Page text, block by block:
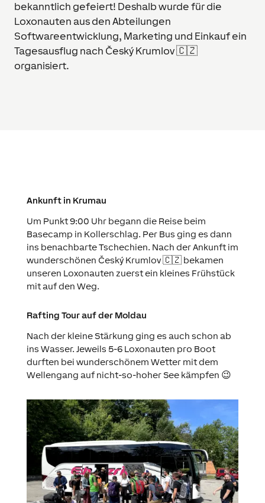
bekanntlich gefeiert! Deshalb wurde für die
Loxonauten aus den Abteilungen
Softwareentwicklung, Marketing und Einkauf ein
Tagesausflug nach Český Krumlov 🇨🇿
organisiert.
Ankunft in Krumau
Um Punkt 9:00 Uhr begann die Reise beim
Basecamp in Kollerschlag. Per Bus ging es dann
ins benachbarte Tschechien. Nach der Ankunft im
wunderschönen Český Krumlov🇨🇿 bekamen
unseren Loxonauten zuerst ein kleines Frühstück
mit auf den Weg.
Rafting Tour auf der Moldau
Nach der kleine Stärkung ging es auch schon ab
ins Wasser. Jeweils 5-6 Loxonauten pro Boot
durften bei wunderschönem Wetter mit dem
Wellengang auf nicht-so-hoher See kämpfen 😉